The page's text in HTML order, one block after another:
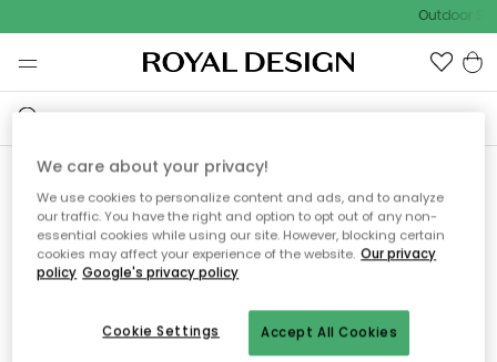
Outdoor
Ooops, die Seite wurde nicht
gefunden.
Sie können auf unserer Startseiteweiter navigieren.
We care about your privacy!
We use cookies to personalize content and ads, and to analyze
our traffic. You have the right and option to opt out of any non-
essential cookies while using our site. However, blocking certain
cookies may affect your experience of the website. Our privacy
policy Google's privacy policy
Accept All Cookies
Cookie Settings